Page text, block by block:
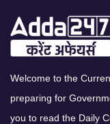
Welcome to the
preparing for
you to read the Daily